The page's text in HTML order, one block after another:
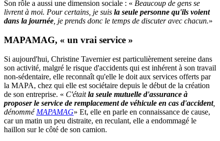
Son rôle a aussi une dimension sociale : « Beaucoup de gens se
livrent à moi. Pour certains, je suis la seule personne qu'ils voient
dans la journée , je prends donc le temps de discuter avec chacun.»
MAPAMAG, « un vrai service »
Si aujourd'hui, Christine Tavernier est particulièrement sereine dans
son activité, malgré le risque d'accidents qui est inhérent à son travail
non-sédentaire, elle reconnaît qu'elle le doit aux services offerts par
la MAPA, chez qui elle est sociétaire depuis le début de la création
de son entreprise. « C'étaitla seule mutuelle d'assurance à
proposer le service de remplacement de véhicule en cas d'accident,
dénommé MAPAMAG» Et, elle en parle en connaissance de cause,
car un matin un peu distraite, en reculant, elle a endommagé le
haillon sur le côté de son camion.